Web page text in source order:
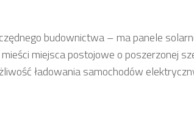
budownictwa – ma panele
miejsca postojowe o poszerzonej
ładowania samochodów